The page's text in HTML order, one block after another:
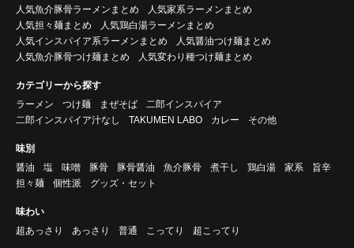
人気魚介豚骨ラーメンまとめ
人気家系ラーメンまとめ
人気担々麺まとめ
人気鶏白湯ラーメンまとめ
人気インスパイア系ラーメンまとめ
人気醤油つけ麺まとめ
人気魚介豚骨つけ麺まとめ
人気変わり種つけ麺まとめ
カテゴリーから探す
ラーメン
つけ麺 まぜそば
二郎インスパイア
二郎インスパイア汁なし
TAKUMEN LABO カレー その他
味別
醤油
塩 味噌 豚骨 豚骨醤油 魚介豚骨 煮干し 鶏白湯 家系
旨辛
担々麺
個性派 グッズ・セット
味わい
超あっさり
あっさり 普通 こってり 超こってり